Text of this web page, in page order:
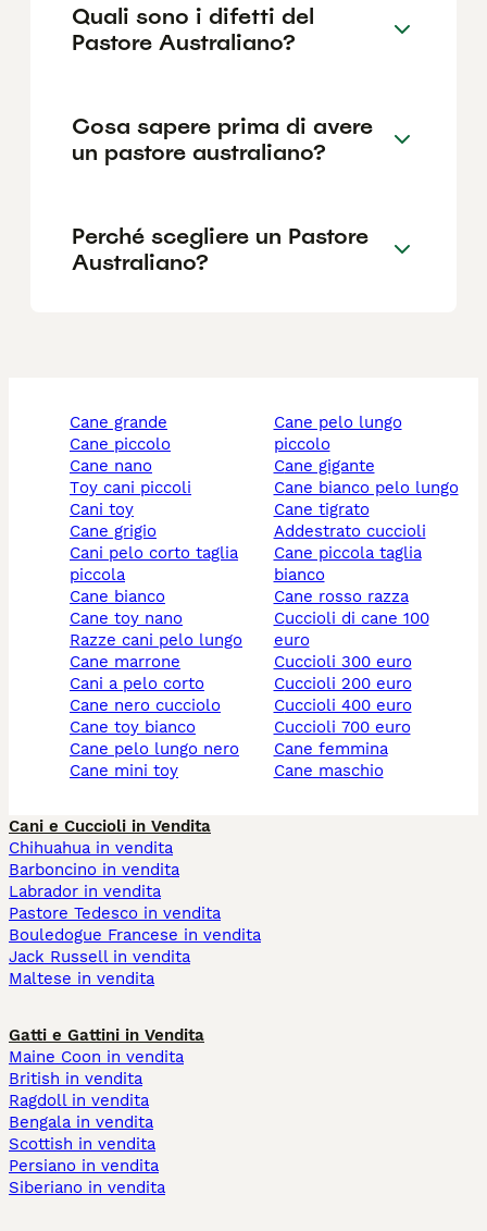
Quali sono i difetti del
Pastore Australiano?
Cosa sapere prima di avere
un pastore australiano?
Perché scegliere un Pastore
Australiano?
cane grande
cane piccolo
cane nano
toy cani piccoli
cani toy
cane grigio
cani pelo corto taglia
piccola
cane bianco
cane toy nano
razze cani pelo lungo
cane marrone
cani a pelo corto
cane nero cucciolo
cane toy bianco
cane pelo lungo nero
cane mini toy
cane pelo lungo
piccolo
cane gigante
cane bianco pelo lungo
cane tigrato
addestrato cuccioli
cane piccola taglia
bianco
cane rosso razza
cuccioli di cane 100
euro
cuccioli 300 euro
cuccioli 200 euro
cuccioli 400 euro
cuccioli 700 euro
cane femmina
cane maschio
Cani e Cuccioli in Vendita
Chihuahua in vendita
Barboncino in vendita
Labrador in vendita
Pastore Tedesco in vendita
Bouledogue Francese in vendita
Jack Russell in vendita
Maltese in vendita
Gatti e Gattini in Vendita
Maine Coon in vendita
British in vendita
Ragdoll in vendita
Bengala in vendita
Scottish in vendita
Persiano in vendita
Siberiano in vendita